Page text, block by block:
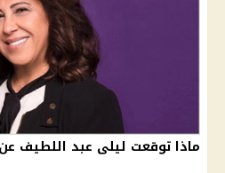
ماذا توقعت ليلى عبد اللطيف